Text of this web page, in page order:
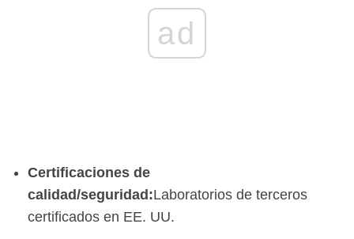
ad
Certificaciones de
calidad/seguridad:Laboratorios de terceros
certificados en EE. UU.